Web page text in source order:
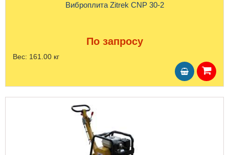
Виброплита Zitrek CNP 30-2
По запросу
Вес: 161.00 кг